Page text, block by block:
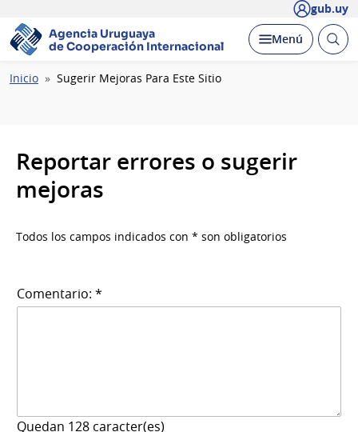
gub.uy
Agencia Uruguaya
de Cooperación Internacional
Desplegar
Menú Abrir
Ruta
Inicio Sugerir Mejoras Para Este Sitio
Reportar errores o sugerir
mejoras
Todos los campos indicados con * son obligatorios
Comentario: *
Quedan 128 caracter(es)